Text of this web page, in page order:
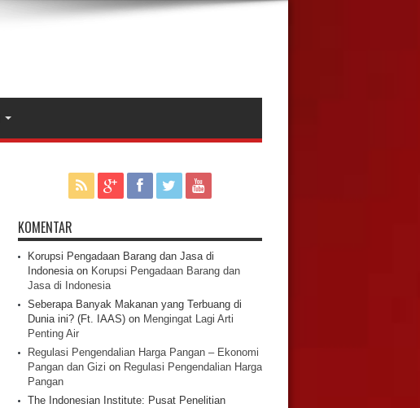
KOMENTAR
Korupsi Pengadaan Barang dan Jasa di
Indonesiaon Korupsi Pengadaan Barang dan
Jasa di Indonesia
Seberapa Banyak Makanan yang Terbuang di
Dunia ini? (Ft. IAAS)on Mengingat Lagi Arti
Penting Air
Regulasi Pengendalian Harga Pangan – Ekonomi
Pangan dan Gizi on Regulasi Pengendalian Harga
Pangan
The Indonesian Institute: Pusat Penelitian